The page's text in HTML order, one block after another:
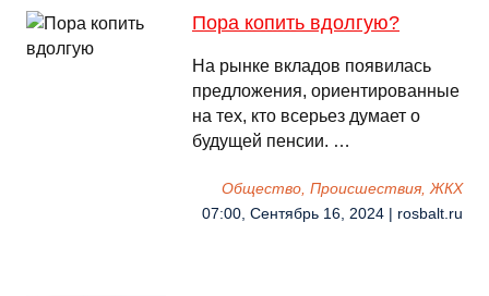
Пора копить вдолгую?
На рынке вкладов появилась
предложения, ориентированные
на тех, кто всерьез думает о
будущей пенсии. …
Общество, Происшествия, ЖКХ
07:00, Сентябрь 16, 2024 | rosbalt.ru